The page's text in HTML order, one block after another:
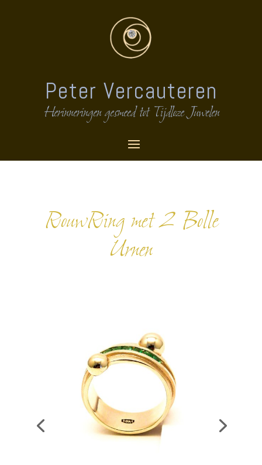
Peter Vercauteren
Herinneringen gesmeed tot Tijdloze Juwelen
RouwRing met 2 Bolle
Urnen